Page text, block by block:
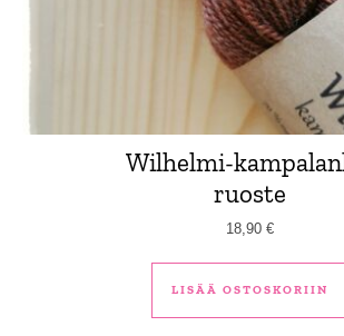
Wilhelmi-
ruoste
18,90 €
LISÄÄ OSTOSKORIIN